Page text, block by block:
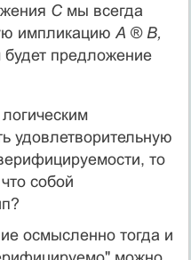
С мы все­гда
импликацию А ® В,
будет предложение
удовлетворительную
то
собой
осмысленно тогда и